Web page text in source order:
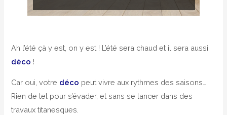
Ah l’été çà y est, on y est ! L’été sera chaud et il sera aussi
déco !
Car oui, votre déco peut vivre aux rythmes des saisons…
Rien de tel pour s’évader, et sans se lancer dans des
travaux titanesques.